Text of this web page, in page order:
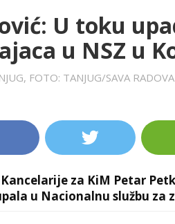
U toku
u NSZ u
FOTO: TANJUG/SAVA
za KiM Petar
u Nacionalnu službu